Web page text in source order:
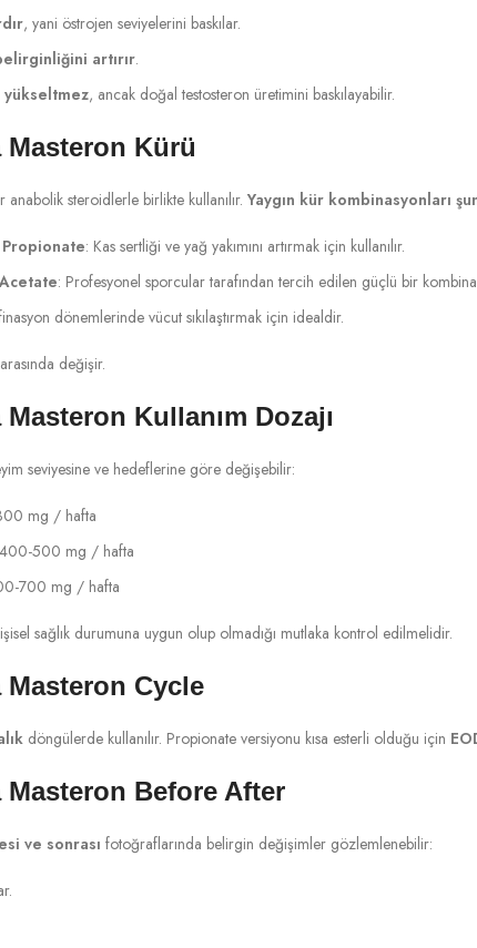
, yani östrojen seviyelerini baskılar.
artırır.
, ancak doğal testosteron üretimini baskılayabilir.
Masteron Kürü
steroidlerle birlikte kullanılır. Yaygın kür kombinasyonları
: Kas sertliği ve yağ yakımını artırmak için kullanılır.
: Profesyonel sporcular tarafından tercih edilen güçlü bir
dönemlerinde vücut sıkılaştırmak için idealdir.
değişir.
Kullanım Dozajı
seviyesine ve hedeflerine göre değişebilir:
mg / hafta
400-500 mg / hafta
700 mg / hafta
sağlık durumuna uygun olup olmadığı mutlaka kontrol edilmelidir.
Masteron Cycle
döngülerde kullanılır. Propionate versiyonu kısa esterli olduğu için
Masteron Before After
ve sonrası fotoğraflarında belirgin değişimler gözlemlenebilir: